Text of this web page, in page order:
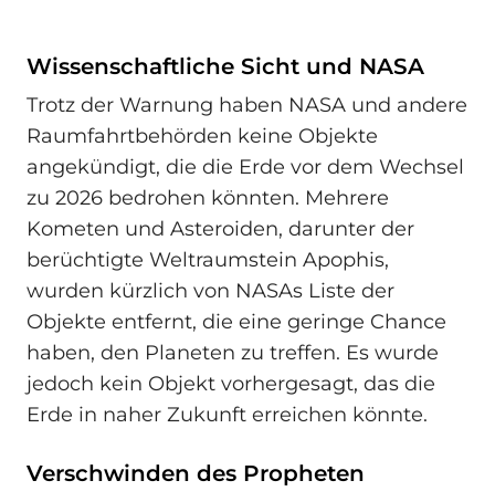
Wissenschaftliche Sicht und NASA
Trotz der Warnung haben NASA und andere
Raumfahrtbehörden keine Objekte
angekündigt, die die Erde vor dem Wechsel
zu 2026 bedrohen könnten. Mehrere
Kometen und Asteroiden, darunter der
berüchtigte Weltraumstein Apophis,
wurden kürzlich von NASAs Liste der
Objekte entfernt, die eine geringe Chance
haben, den Planeten zu treffen. Es wurde
jedoch kein Objekt vorhergesagt, das die
Erde in naher Zukunft erreichen könnte.
Verschwinden des Propheten